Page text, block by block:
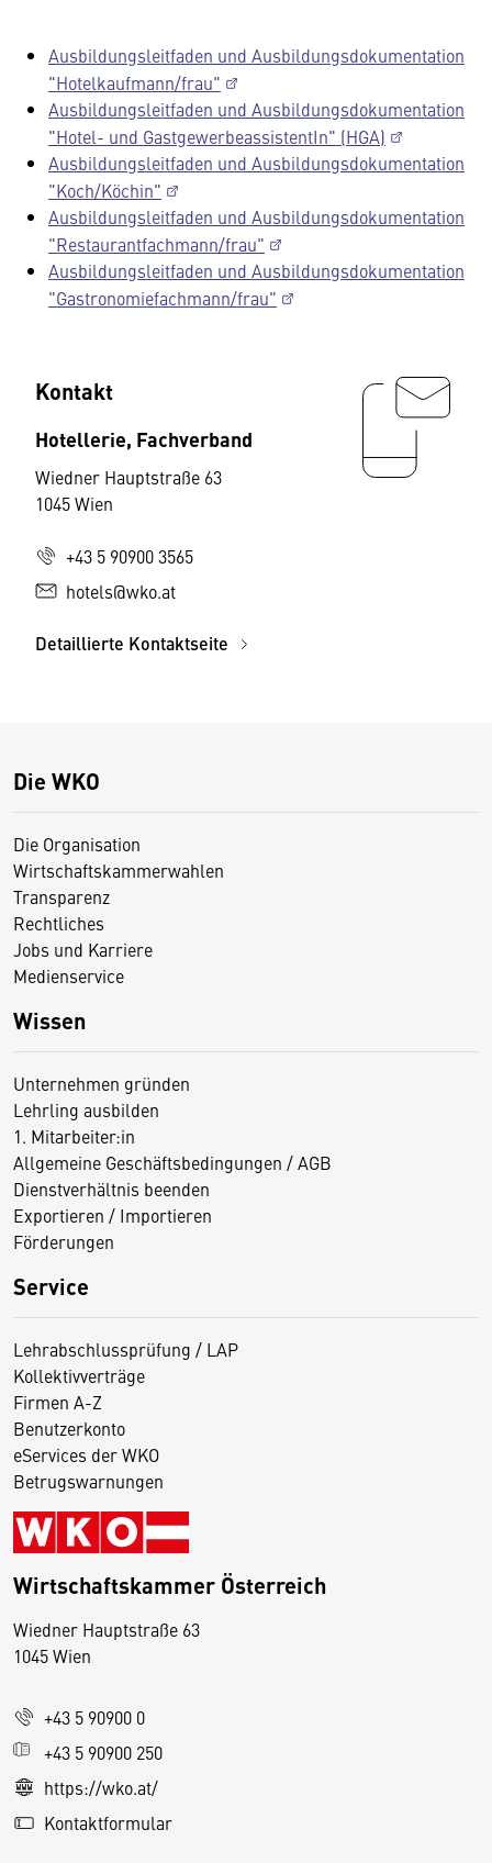
Ausbildungsleitfaden und Ausbildungsdokumentation
"Hotelkaufmann/frau"
Ausbildungsleitfaden und Ausbildungsdokumentation
"Hotel- und GastgewerbeassistentIn" (HGA)
Ausbildungsleitfaden und Ausbildungsdokumentation
"Koch/Köchin"
Ausbildungsleitfaden und Ausbildungsdokumentation
"Restaurantfachmann/frau"
Ausbildungsleitfaden und Ausbildungsdokumentation
"Gastronomiefachmann/frau"
Kontakt
Hotellerie, Fachverband
Wiedner Hauptstraße 63
1045 Wien
+43 5 90900 3565
hotels@wko.at
Detaillierte Kontaktseite
Die WKO
Die Organisation
Wirtschaftskammerwahlen
Transparenz
Rechtliches
Jobs und Karriere
Medienservice
Wissen
Unternehmen gründen
Lehrling ausbilden
1. Mitarbeiter:in
Allgemeine Geschäftsbedingungen / AGB
Dienstverhältnis beenden
Exportieren / Importieren
Förderungen
Service
Lehrabschlussprüfung / LAP
Kollektivverträge
Firmen A-Z
Benutzerkonto
eServices der WKO
Betrugswarnungen
Wirtschaftskammer Österreich
Wiedner Hauptstraße 63
1045 Wien
+43 5 90900 0
+43 5 90900 250
https://wko.at/
Kontaktformular
D
s
e
S
e